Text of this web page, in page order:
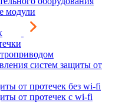
модули
систем защиты от
от протечек без wi-fi
от протечек с wi-fi